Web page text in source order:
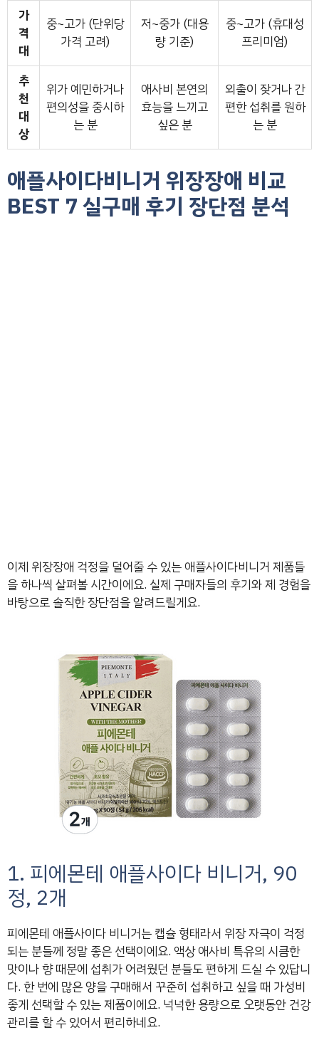
가
격
대
중~고가 (단위당
가격 고려)
저~중가 (대용
량 기준)
중~고가 (휴대성
프리미엄)
추
천
대
상
위가 예민하거나
편의성을 중시하
는 분
애사비 본연의
효능을 느끼고
싶은 분
외출이 잦거나 간
편한 섭취를 원하
는 분
애플사이다비니거 위장장애 비교
BEST 7 실구매 후기 장단점 분석
이제 위장장애 걱정을 덜어줄 수 있는 애플사이다비니거 제품들
을 하나씩 살펴볼 시간이에요. 실제 구매자들의 후기와 제 경험을
바탕으로 솔직한 장단점을 알려드릴게요.
1. 피에몬테 애플사이다 비니거, 90
정, 2개
피에몬테 애플사이다 비니거는 캡슐 형태라서 위장 자극이 걱정
되는 분들께 정말 좋은 선택이에요. 액상 애사비 특유의 시큼한
맛이나 향 때문에 섭취가 어려웠던 분들도 편하게 드실 수 있답니
다. 한 번에 많은 양을 구매해서 꾸준히 섭취하고 싶을 때 가성비
좋게 선택할 수 있는 제품이에요. 넉넉한 용량으로 오랫동안 건강
관리를 할 수 있어서 편리하네요.